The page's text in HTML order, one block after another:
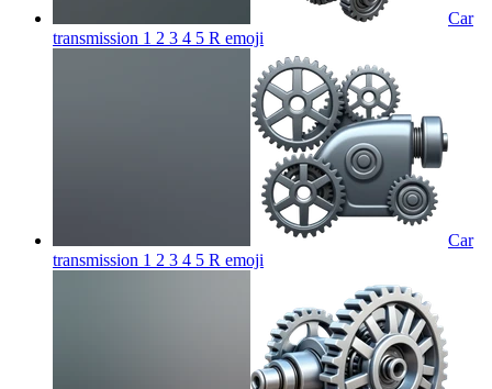
Car
transmission 1 2 3 4 5 R emoji
Car
transmission 1 2 3 4 5 R emoji